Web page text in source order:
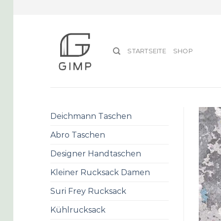
STARTSEITE SHOP
Deichmann Taschen
Abro Taschen
Designer Handtaschen
Kleiner Rucksack Damen
Suri Frey Rucksack
Kühlrucksack